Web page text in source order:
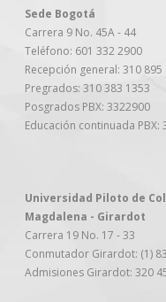
Sede Bogotá
Carrera 9 No. 45A - 44
Teléfono: 601 332 2900
Recepción general: 310 895
Pregrados: 310 383 1353
Posgrados PBX: 3322900
Educación continuada PBX:
Universidad Piloto de
Magdalena - Girardot
Carrera 19 No. 17 - 33
Conmutador Girardot: (1)
Admisiones Girardot: 320